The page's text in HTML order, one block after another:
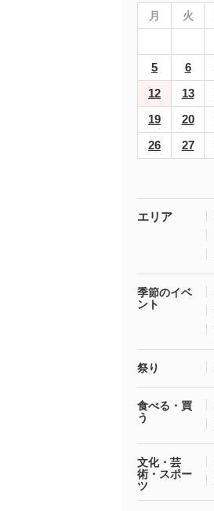
月 火
5
6
12
13
19
20
26
27
エリア
季節のイベ
ント
祭り
食べる・買
う
文化・芸
術・スポー
ツ